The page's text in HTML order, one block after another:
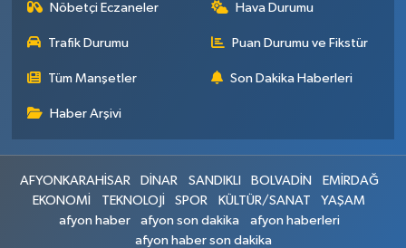
Nöbetçi Eczaneler Hava Durumu
Trafik Durumu Puan Durumu ve Fikstür
Tüm Manşetler Son Dakika Haberleri
Haber Arşivi
AFYONKARAHİSAR DİNAR SANDIKLI BOLVADİN
EMİRDAĞ
EKONOMİ
TEKNOLOJİ SPOR KÜLTÜR/SANAT
YAŞAM
afyon haber
afyon son dakika
afyon haberleri
afyon haber son dakika